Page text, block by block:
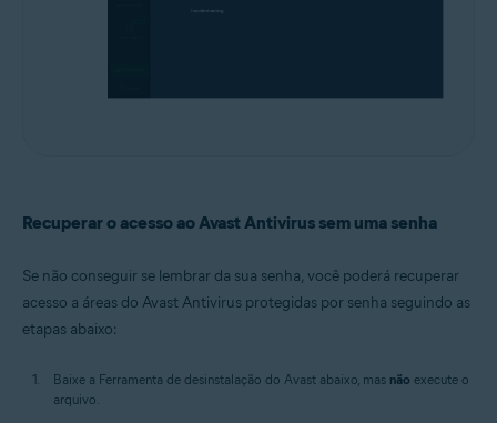
Recuperar o acesso ao Avast Antivirus sem uma senha
Se não conseguir se lembrar da sua senha, você poderá recuperar
acesso a áreas do Avast Antivirus protegidas por senha seguindo as
etapas abaixo:
Baixe a Ferramenta de desinstalação do Avast abaixo, mas não execute o
arquivo.